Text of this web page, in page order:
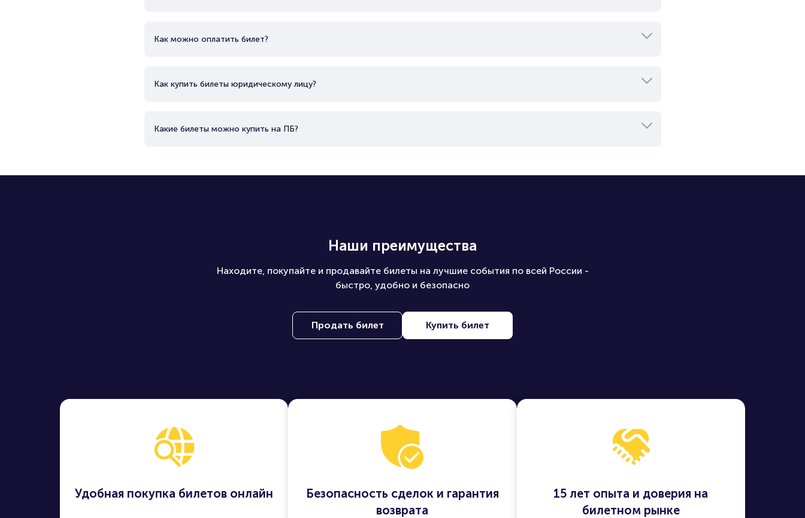
Как можно оплатить билет?
Как купить билеты юридическому лицу?
Какие билеты можно купить на ПБ?
Наши преимущества
Находите, покупайте и продавайте билеты на лучшие события по всей России -
быстро, удобно и безопасно
Продать билет Купить билет
Удобная покупка билетов онлайн
Безопасность сделок и гарантия
возврата
15 лет опыта и доверия на
билетном рынке